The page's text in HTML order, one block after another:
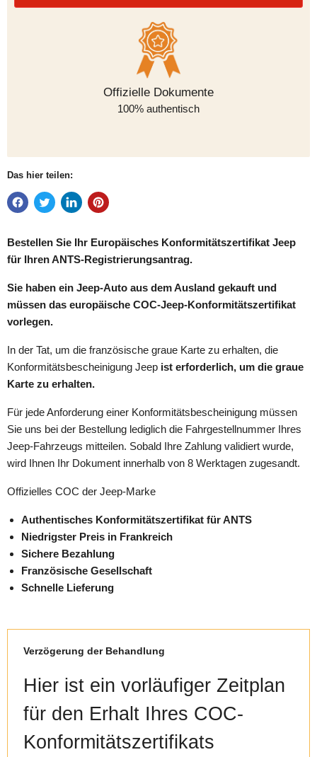
Offizielle Dokumente
100% authentisch
Zahlungsarten
sicher
Das hier teilen:
Bestellen Sie Ihr Europäisches Konformitätszertifikat Jeep
für Ihren ANTS-Registrierungsantrag.
Sie haben ein Jeep-Auto aus dem Ausland gekauft und
müssen das europäische COC-Jeep-Konformitätszertifikat
vorlegen.
In der Tat, um die französische graue Karte zu erhalten, die
Konformitätsbescheinigung Jeep ist erforderlich, um die graue
Karte zu erhalten.
Für jede Anforderung einer Konformitätsbescheinigung müssen
Sie uns bei der Bestellung lediglich die Fahrgestellnummer Ihres
Jeep-Fahrzeugs mitteilen. Sobald Ihre Zahlung validiert wurde,
wird Ihnen Ihr Dokument innerhalb von 8 Werktagen zugesandt.
Offizielles COC der Jeep-Marke
Authentisches Konformitätszertifikat für ANTS
Niedrigster Preis in Frankreich
Sichere Bezahlung
Französische Gesellschaft
Schnelle Lieferung
Verzögerung der Behandlung
Hier ist ein vorläufiger Zeitplan
für den Erhalt Ihres COC-
Konformitätszertifikats